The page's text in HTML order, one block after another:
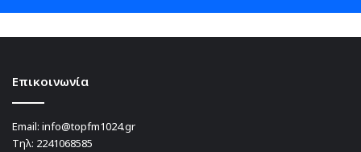
Επικοινωνία
Email: info@topfm1024.gr
Τηλ: 2241068585